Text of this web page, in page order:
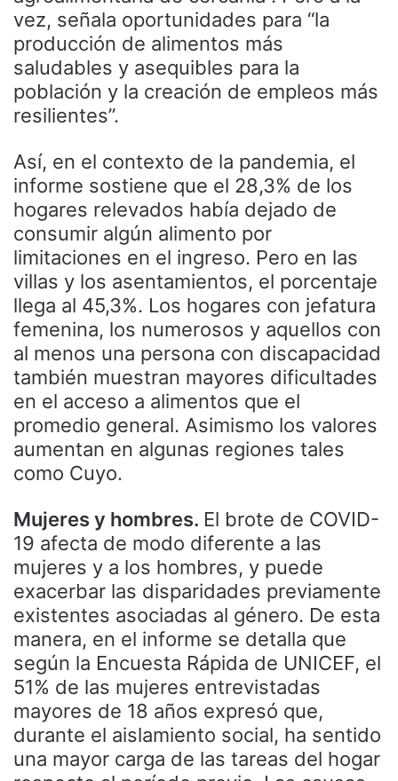
vez, señala oportunidades para “la
producción de alimentos más
saludables y asequibles para la
población y la creación de empleos más
resilientes”.
Así, en el contexto de la pandemia, el
informe sostiene que el 28,3% de los
hogares relevados había dejado de
consumir algún alimento por
limitaciones en el ingreso. Pero en las
villas y los asentamientos, el porcentaje
llega al 45,3%. Los hogares con jefatura
femenina, los numerosos y aquellos con
al menos una persona con discapacidad
también muestran mayores dificultades
en el acceso a alimentos que el
promedio general. Asimismo los valores
aumentan en algunas regiones tales
como Cuyo.
Mujeres y hombres. El brote de COVID-
19 afecta de modo diferente a las
mujeres y a los hombres, y puede
exacerbar las disparidades previamente
existentes asociadas al género. De esta
manera, en el informe se detalla que
según la Encuesta Rápida de UNICEF, el
51% de las mujeres entrevistadas
mayores de 18 años expresó que,
durante el aislamiento social, ha sentido
una mayor carga de las tareas del hogar